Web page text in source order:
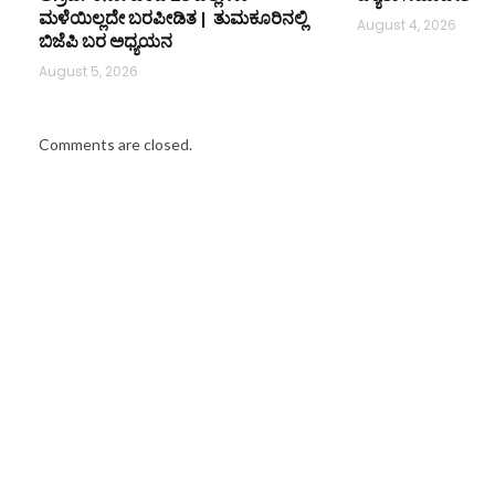
ಮಳೆಯಿಲ್ಲದೇ ಬರಪೀಡಿತ | ತುಮಕೂರಿನಲ್ಲಿ
ಬಿಜೆಪಿ ಬರ ಅಧ್ಯಯನ
August 5, 2026
August 4, 2026
Comments are closed.